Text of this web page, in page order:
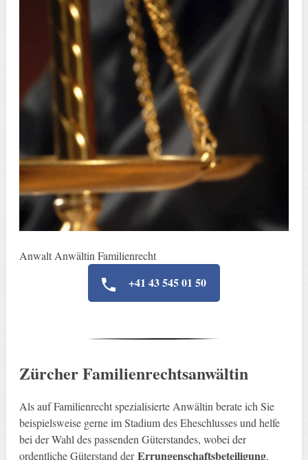
Anwalt Anwältin Familienrecht
+41 43 545 01 50
Zürcher Familienrechtsanwältin
Als auf Familienrecht spezialisierte Anwältin berate ich Sie
beispielsweise gerne im Stadium des Eheschlusses und helfe
bei der Wahl des passenden Güterstandes, wobei der
ordentliche Güterstand derErrungenschaftsbeteiligung,